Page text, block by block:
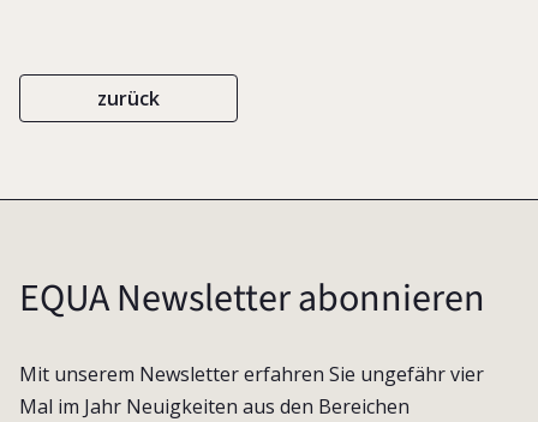
zurück
EQUA Newsletter abonnieren
Mit unserem Newsletter erfahren Sie ungefähr vier
Mal im Jahr Neuigkeiten aus den Bereichen